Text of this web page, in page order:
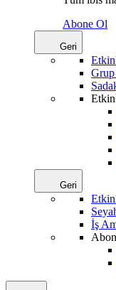
Abone Ol
Geri
Grup
Geri
İş